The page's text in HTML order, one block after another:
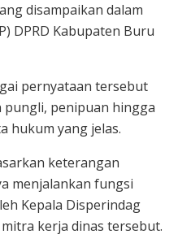
disampaikan dalam
DPRD Kabupaten Buru
pernyataan tersebut
penipuan hingga
hukum yang jelas.
keterangan
menjalankan fungsi
Kepala Disperindag
kerja dinas tersebut.